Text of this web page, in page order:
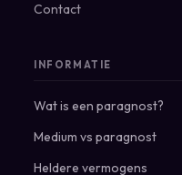
Contact
INFORMATIE
Wat is een paragnost?
Medium vs paragnost
Heldere vermogens